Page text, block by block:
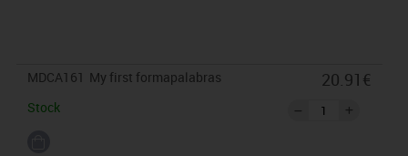
MDCA161 My first formapalabras
Stock
20.91€